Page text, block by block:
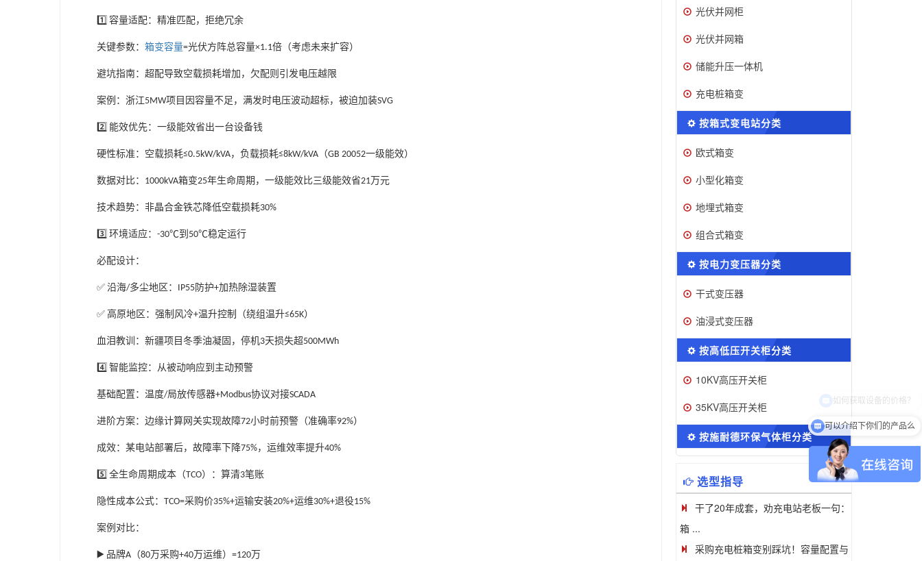
1️⃣ 容量适配：精准匹配，拒绝冗余
关键参数： 箱变容量=光伏方阵总容量×1.1倍（考虑未来扩容）
避坑指南：超配导致空载损耗增加，欠配则引发电压越限
案例：浙江5MW项目因容量不足，满发时电压波动超标，被迫加装SVG
2️⃣ 能效优先：一级能效省出一台设备钱
硬性标准：空载损耗≤0.5kW/kVA，负载损耗≤8kW/kVA （GB 20052一级能效）
数据对比： 1000kVA箱变25年生命周期，一级能效比三级能效省21 万元
技术趋势：非晶合金铁芯降低空载损耗30%
3️⃣ 环境适应： -30℃到 50℃稳定运行
必配设计：
✅ 沿海/多尘地区： IP55防护+加热除湿装置
✅ 高原地区：强制风冷+温升控制（绕组温升≤65K）
血泪教训：新疆项目冬季油凝固，停机3天损失超500MWh
4️⃣ 智能监控：从被动响应到主动预警
基础配置：温度/局放传感器+Modbus协议对接SCADA
进阶方案：边缘计算网关实现故障72小时前预警（准确率92%）
成效：某电站部署后，故障率下降75%，运维效率提升40%
5️⃣ 全生命周期成本（TCO）：算清3笔账
隐性成本公式： TCO=采购价35%+运输安装20%+运维30%+退役15%
案例对比：
▶️ 品牌A （80 万采购+40 万运维） =120 万
光伏并网柜
光伏并网箱
储能升压一体机
充电桩箱变
按箱式变电站分类
欧式箱变
小型化箱变
地埋式箱变
组合式箱变
按电力变压器分类
干式变压器
油浸式变压器
按高低压开关柜分类
10KV高压开关柜
35KV高压开关柜
按施耐德环保气体柜分类
选型指导
干了20年成套，劝充电站老板一句：
箱 ...
采购充电桩箱变别踩坑！容量配置与
可以介绍下你们的产品么